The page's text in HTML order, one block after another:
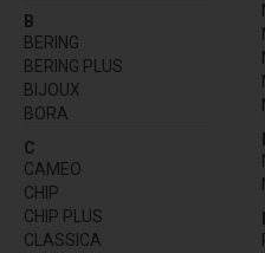
B
BERING
BERING PLUS
BIJOUX
BORA
C
CAMEO
CHIP
CHIP PLUS
CLASSICA